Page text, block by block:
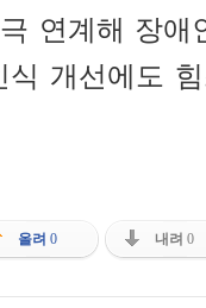
연계해 장
개선에도
올려 0 내려 0